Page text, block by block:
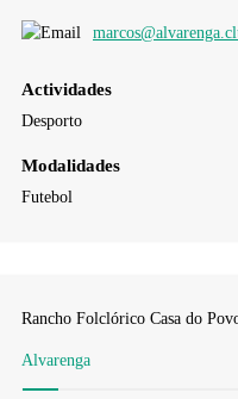
Actividades
Desporto
Modalidades
Futebol
Rancho Folclórico Casa do
Alvarenga